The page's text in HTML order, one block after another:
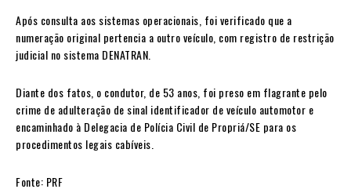
Após consulta aos sistemas operacionais, foi verificado que a
numeração original pertencia a outro veículo, com registro de restrição
judicial no sistema DENATRAN.
Diante dos fatos, o condutor, de 53 anos, foi preso em flagrante pelo
crime de adulteração de sinal identificador de veículo automotor e
encaminhado à Delegacia de Polícia Civil de Propriá/SE para os
procedimentos legais cabíveis.
Fonte: PRF